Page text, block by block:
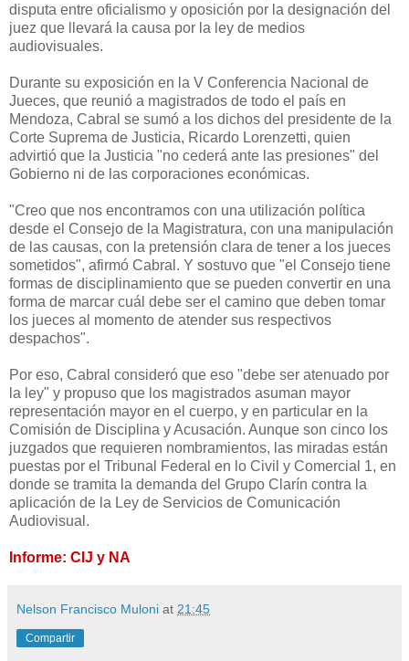
disputa entre oficialismo y oposición por la designación del
juez que llevará la causa por la ley de medios
audiovisuales.
Durante su exposición en la V Conferencia Nacional de
Jueces, que reunió a magistrados de todo el país en
Mendoza, Cabral se sumó a los dichos del presidente de la
Corte Suprema de Justicia, Ricardo Lorenzetti, quien
advirtió que la Justicia "no cederá ante las presiones" del
Gobierno ni de las corporaciones económicas.
"Creo que nos encontramos con una utilización política
desde el Consejo de la Magistratura, con una manipulación
de las causas, con la pretensión clara de tener a los jueces
sometidos", afirmó Cabral. Y sostuvo que "el Consejo tiene
formas de disciplinamiento que se pueden convertir en una
forma de marcar cuál debe ser el camino que deben tomar
los jueces al momento de atender sus respectivos
despachos".
Por eso, Cabral consideró que eso "debe ser atenuado por
la ley" y propuso que los magistrados asuman mayor
representación mayor en el cuerpo, y en particular en la
Comisión de Disciplina y Acusación. Aunque son cinco los
juzgados que requieren nombramientos, las miradas están
puestas por el Tribunal Federal en lo Civil y Comercial 1, en
donde se tramita la demanda del Grupo Clarín contra la
aplicación de la Ley de Servicios de Comunicación
Audiovisual.
Informe: CIJ y NA
Nelson Francisco Muloni at 21:45
Compartir